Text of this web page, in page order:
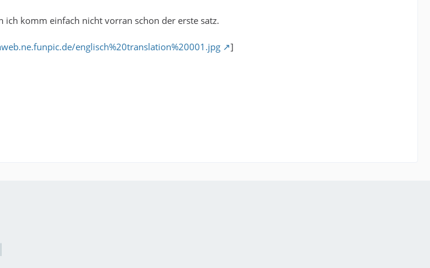
komm einfach nicht vorran schon der erste satz.
englisch%20translation%20001.jpg ]